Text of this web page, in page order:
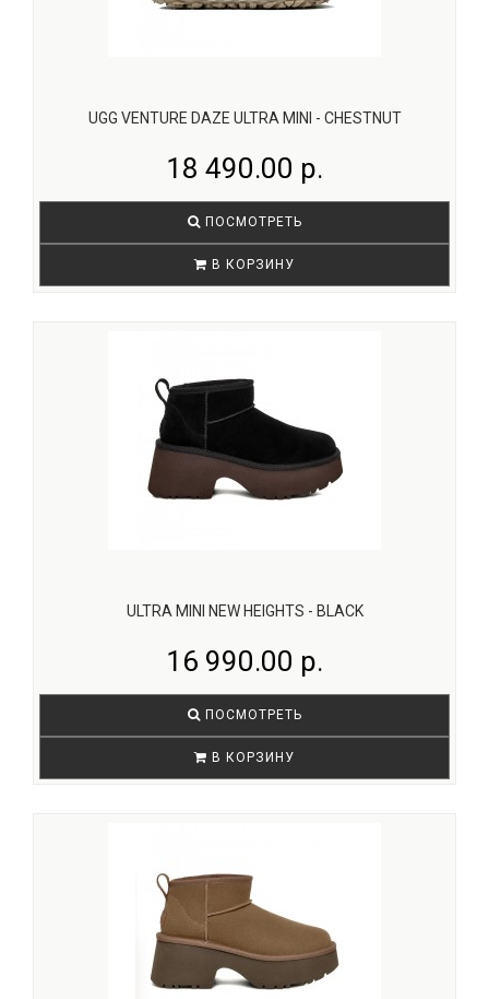
UGG VENTURE DAZE ULTRA MINI - CHESTNUT
18 490.00 р.
ПОСМОТРЕТЬ
В КОРЗИНУ
ULTRA MINI NEW HEIGHTS - BLACK
16 990.00 р.
ПОСМОТРЕТЬ
В КОРЗИНУ